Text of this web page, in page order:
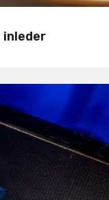
inleder